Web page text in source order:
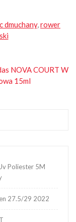
dmuchany, rower
NOVA COURT W
15ml
Poliester 5M
27.5/29 2022